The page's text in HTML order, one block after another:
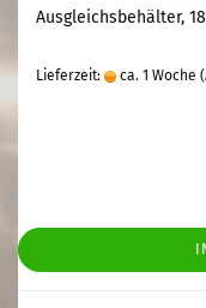
Ausgleichsbehälter,
Lieferzeit: ca. 1 Woche